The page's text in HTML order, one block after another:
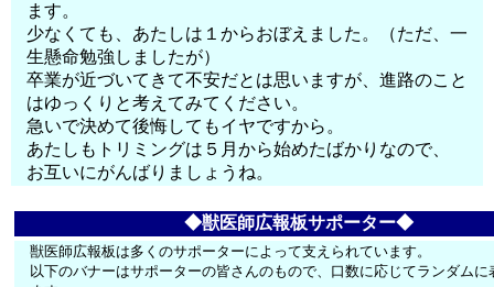
ます。
少なくても、あたしは１からおぼえました。（ただ、一
生懸命勉強しましたが）
卒業が近づいてきて不安だとは思いますが、進路のこと
はゆっくりと考えてみてください。
急いで決めて後悔してもイヤですから。
あたしもトリミングは５月から始めたばかりなので、
お互いにがんばりましょうね。
◆獣医師広報板サポーター◆
獣医師広報板は多くのサポーターによって支えられています。
以下のバナーはサポーターの皆さんのもので、口数に応じてランダムに